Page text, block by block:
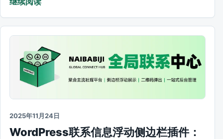
2025年11月24日
WordPress联系信息浮动侧边栏插件：